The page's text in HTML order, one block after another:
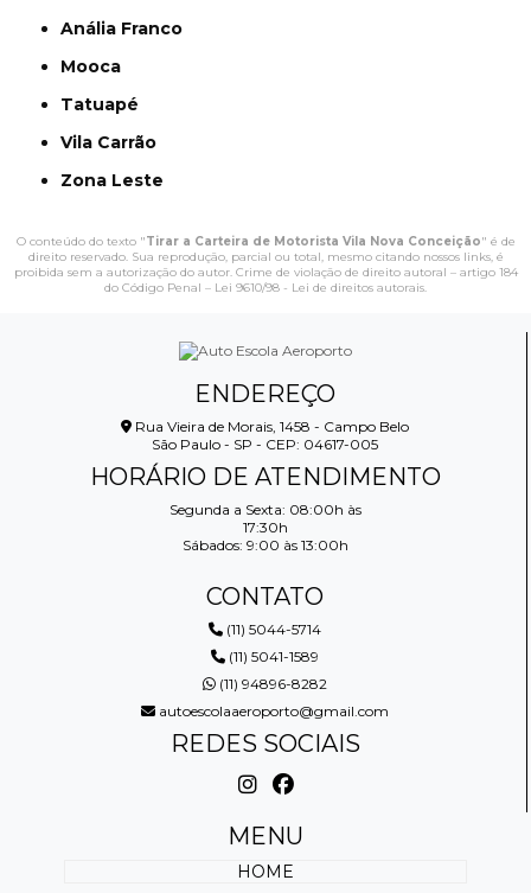
Anália Franco
Mooca
Tatuapé
Vila Carrão
Zona Leste
O conteúdo do texto "Tirar a Carteira de Motorista Vila Nova Conceição" é de
direito reservado. Sua reprodução, parcial ou total, mesmo citando nossos links, é
proibida sem a autorização do autor. Crime de violação de direito autoral – artigo 184
do Código Penal – Lei 9610/98 - Lei de direitos autorais.
ENDEREÇO
Rua Vieira de Morais, 1458 - Campo Belo
São Paulo - SP - CEP: 04617-005
HORÁRIO DE ATENDIMENTO
Segunda a Sexta: 08:00h às
17:30h
Sábados: 9:00 às 13:00h
CONTATO
(11) 5044-5714
(11) 5041-1589
(11) 94896-8282
autoescolaaeroporto@gmail.com
REDES SOCIAIS
MENU
HOME